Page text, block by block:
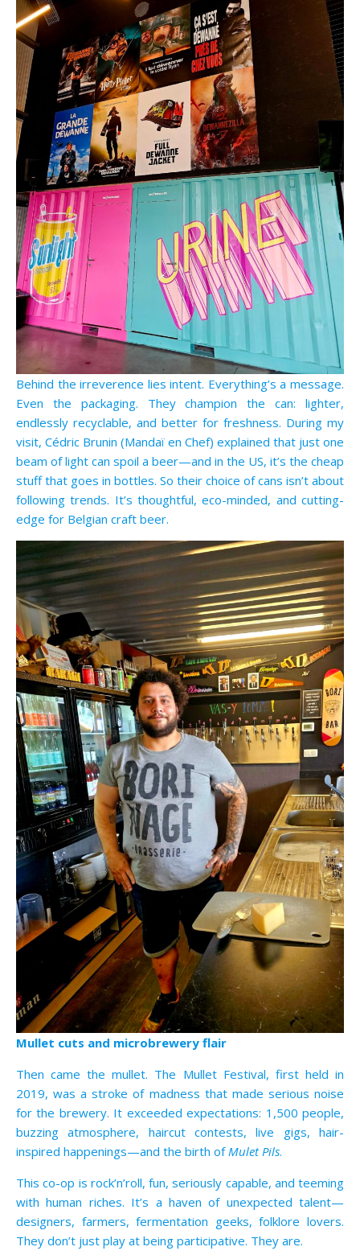
Behind the irreverence lies intent. Everything’s a message.
Even the packaging. They champion the can: lighter,
endlessly recyclable, and better for freshness. During my
visit, Cédric Brunin (Mandaï en Chef) explained that just one
beam of light can spoil a beer—and in the US, it’s the cheap
stuff that goes in bottles. So their choice of cans isn’t about
following trends. It’s thoughtful, eco-minded, and cutting-
edge for Belgian craft beer.
Mullet cuts and microbrewery flair
Then came the mullet. The Mullet Festival, first held in
2019, was a stroke of madness that made serious noise
for the brewery. It exceeded expectations: 1,500 people,
buzzing atmosphere, haircut contests, live gigs, hair-
inspired happenings—and the birth of Mulet Pils.
This co-op is rock’n’roll, fun, seriously capable, and teeming
with human riches. It’s a haven of unexpected talent—
designers, farmers, fermentation geeks, folklore lovers.
They don’t just play at being participative. They are.